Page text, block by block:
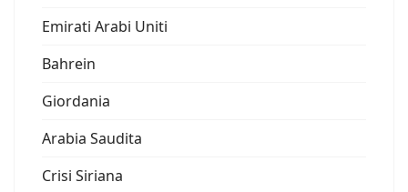
Emirati Arabi Uniti
Bahrein
Giordania
Arabia Saudita
Crisi Siriana